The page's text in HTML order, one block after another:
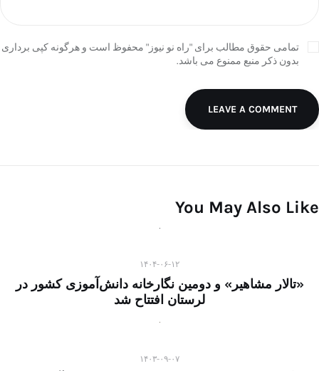
تمامی حقوق مطالب برای "راه نو نیوز" محفوظ است و هرگونه کپی برداری
بدون ذکر منبع ممنوع می باشد.
LEAVE A COMMENT
You May Also Like
۱۴۰۴-۰۶-۱۲
«تالار مشاهیر» و دومین نگارخانه دانش‌آموزی کشور در
لرستان افتتاح شد
۱۴۰۳-۰۹-۰۷